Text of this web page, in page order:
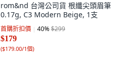
rom&nd 台灣公司貨 根纖尖頭眉筆
0.17g, C3 Modern Beige, 1支
首購折扣價 40%$299
$179
($179.00/1個)